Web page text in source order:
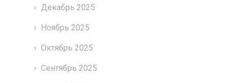
Декабрь 2025
Ноябрь 2025
Октябрь 2025
Сентябрь 2025